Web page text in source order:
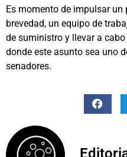
Es momento de impulsar un
brevedad, un equipo de
de suministro y llevar a
donde este asunto sea uno
senadores.